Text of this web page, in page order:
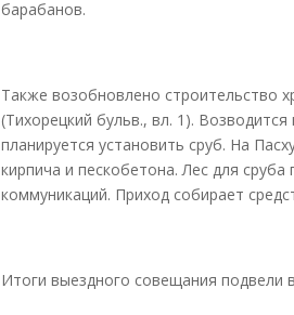
барабанов.
Также возобновлено строительство
(Тихорецкий бульв., вл. 1).
планируется установить сруб. На
кирпича и пескобетона. Лес для
коммуникаций. Приход собирает
Итоги выездного совещания подвели